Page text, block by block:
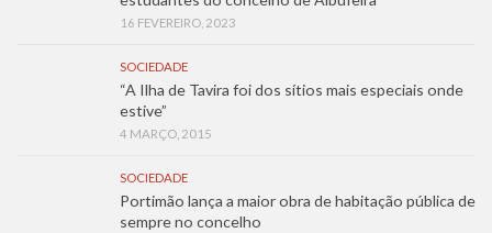
16 FEVEREIRO, 2023
SOCIEDADE
“A Ilha de Tavira foi dos sítios mais especiais onde
estive”
4 MARÇO, 2015
SOCIEDADE
Portimão lança a maior obra de habitação pública de
sempre no concelho